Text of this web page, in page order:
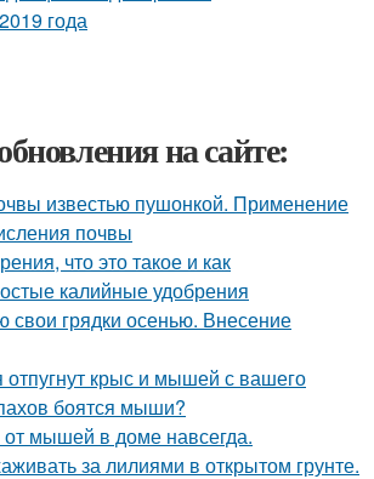
на сайте:
известью пушонкой. Применение
почвы
что это такое и как
калийные удобрения
свои грядки осенью. Внесение
отпугнут крыс и мышей с вашего
боятся мыши?
от мышей в доме навсегда.
за лилиями в открытом грунте.